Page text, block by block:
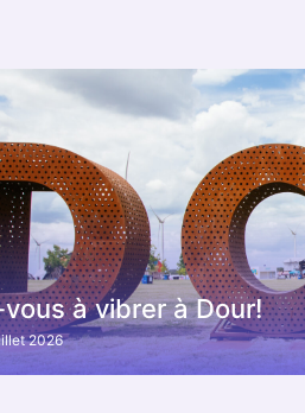
à vibrer à Dour!
2026